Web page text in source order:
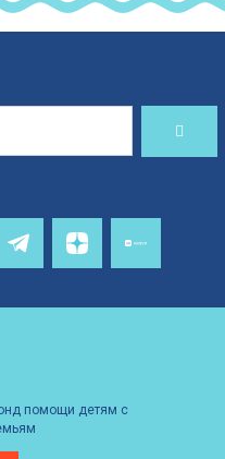
помощи детям с